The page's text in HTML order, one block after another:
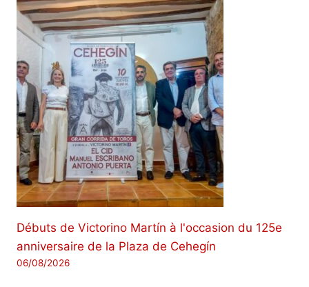
Débuts de Victorino Martín à l'occasion du 125e
anniversaire de la Plaza de Cehegín
06/08/2026